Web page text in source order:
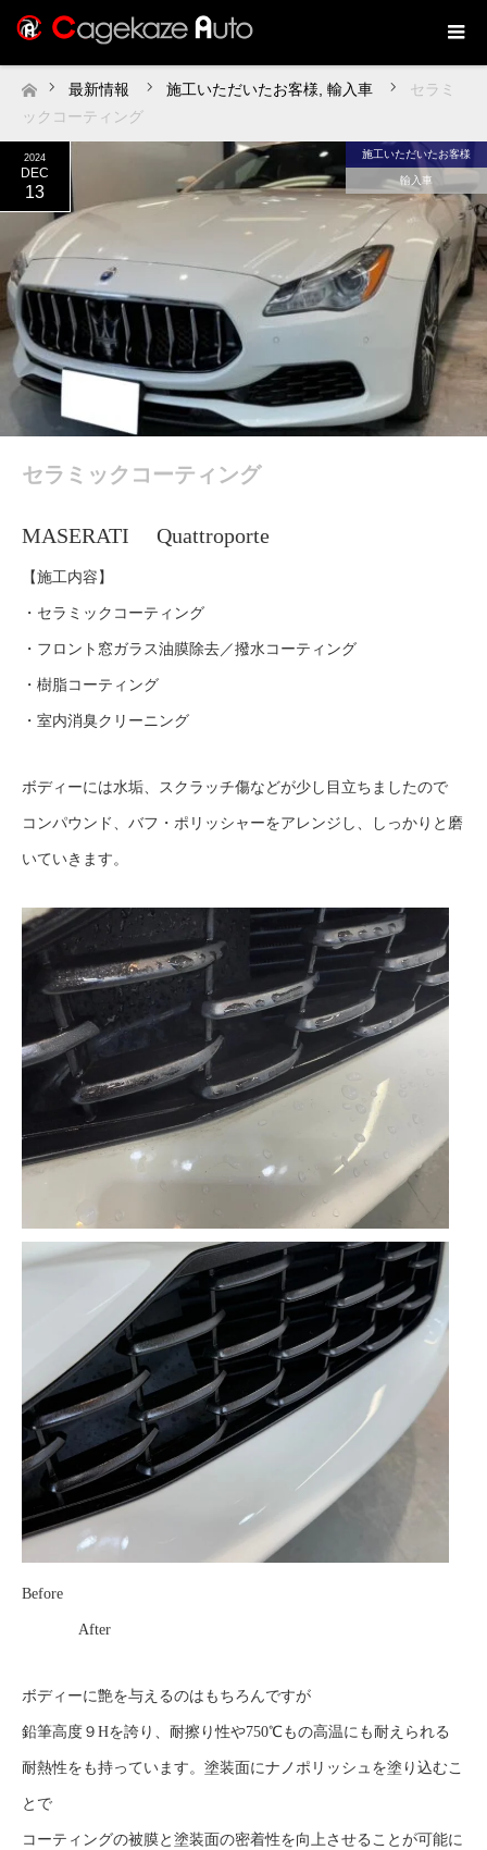
ホーム
最新情報 施工いただいたお客様 輸入車
セラミ
ックコーティング
2024
DEC
13
施工いただいたお客様
輸入車
セラミックコーティング
MASERATI Quattroporte
【施工内容】
・セラミックコーティング
・フロント窓ガラス油膜除去／撥水コーティング
・樹脂コーティング
・室内消臭クリーニング
ボディーには水垢、スクラッチ傷などが少し目立ちましたので
コンパウンド、バフ・ポリッシャーをアレンジし、しっかりと磨
いていきます。
Before
After
ボディーに艶を与えるのはもちろんですが
鉛筆高度９Hを誇り、耐擦り性や750℃もの高温にも耐えられる
耐熱性をも持っています。塗装面にナノポリッシュを塗り込むこ
とで
コーティングの被膜と塗装面の密着性を向上させることが可能に